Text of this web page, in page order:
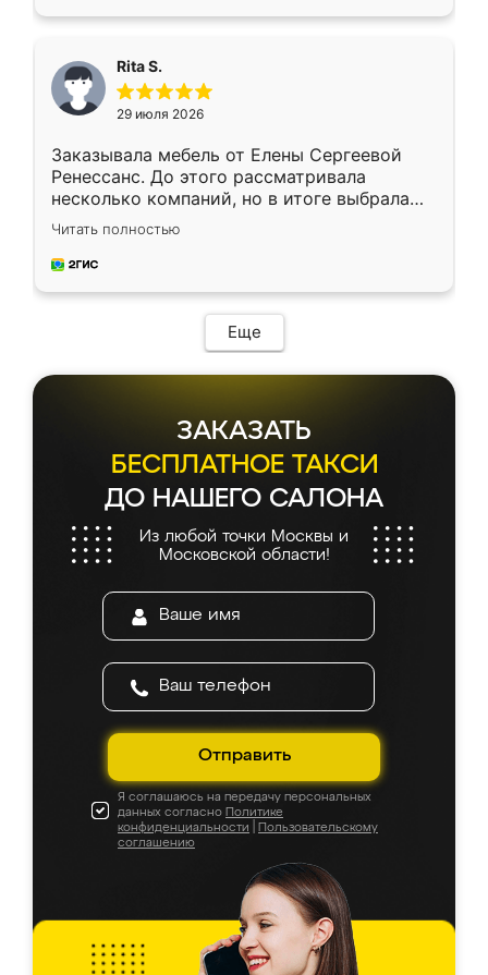
Rita S.
29 июля 2026
Заказывала мебель от Елены Сергеевой
Ренессанс. До этого рассматривала
несколько компаний, но в итоге выбрала
эту. Сначала обговорили условия, потом
приехал замерщик, всё спокойно объяснил
и снял размеры. Изготовили в срок, с
мебель сразу встала на свое место без
каких-либо доработок. Качеством осталась
довольна, все выглядит так, как и ожидала.
Читать полностью
Еще
ЗАКАЗАТЬ
БЕСПЛАТНОЕ ТАКСИ
ДО НАШЕГО САЛОНА
Из любой точки Москвы и
Московской области!
Отправить
Я соглашаюсь на передачу персональных
данных согласно Политике
конфиденциальности
Пользовательскому
соглашению